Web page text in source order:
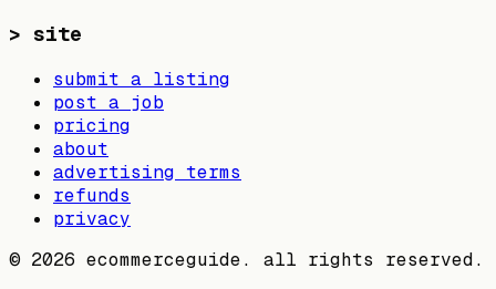
> site
submit a listing
post a job
pricing
about
advertising terms
refunds
privacy
© 2026 ecommerceguide. all rights reserved.